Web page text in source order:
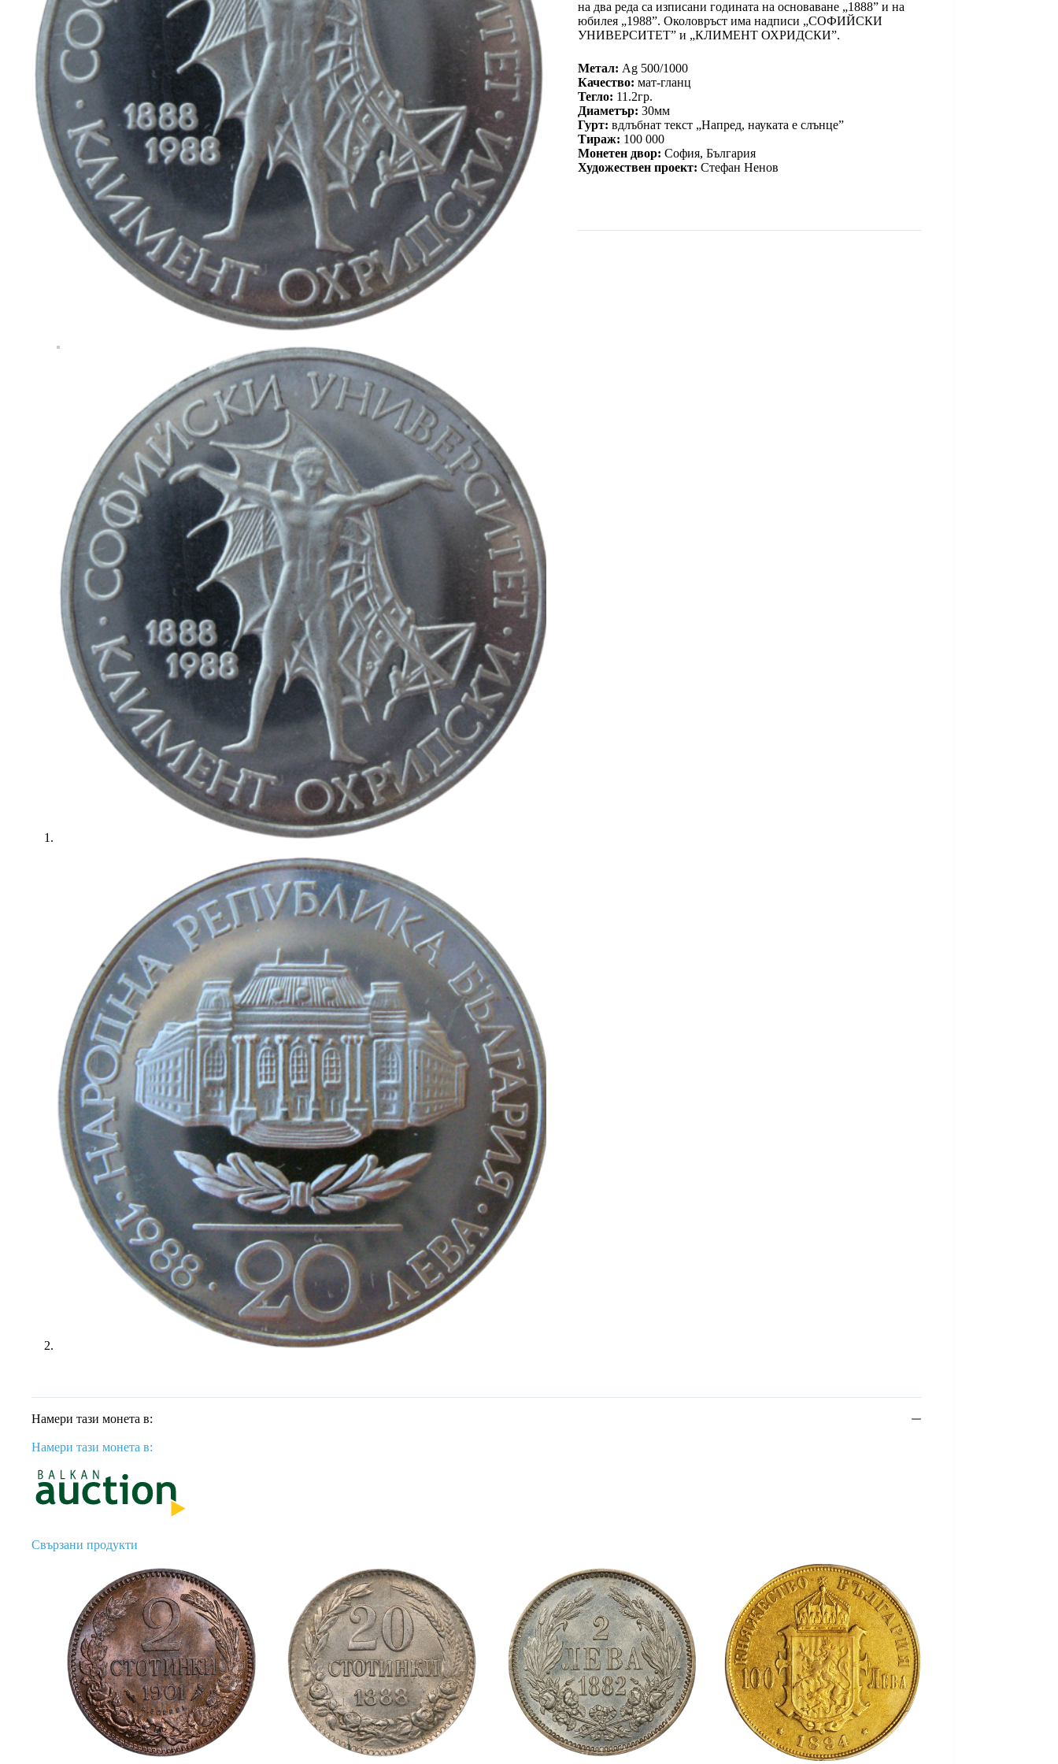
на два реда са изписани годината на основаване „1888” и на
юбилея „1988”. Околовръст има надписи „СОФИЙСКИ
УНИВЕРСИТЕТ” и „КЛИМЕНТ ОХРИДСКИ”.
Метал: Ag 500/1000
Качество: мат-гланц
Тегло: 11.2гр.
Диаметър: 30мм
Гурт: вдлъбнат текст „Напред, науката е слънце”
Тираж: 100 000
Монетен двор: София, България
Художествен проект: Стефан Ненов
Намери тази монета в:
Намери тази монета в:
Свързани продукти